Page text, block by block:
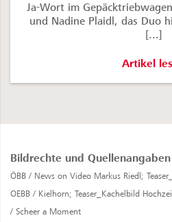
Ja-Wort im
und Nadine Plaidl, das Duo
[...]
Artikel
Bildrechte und Quellenangaben
ÖBB / News on Video Markus Riedl;
OEBB / Kielhorn; Teaser_Kachelbild
/ Scheer a Moment